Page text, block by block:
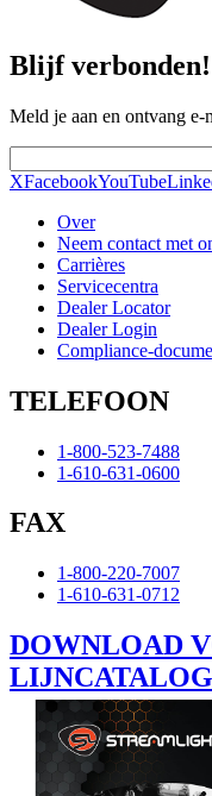
Blijf verbonden!
Meld je aan en ontvang e-
XFacebookYouTube
Over
Neem contact met
Carrières
Servicecentra
Dealer Locator
Dealer Login
Compliance-
TELEFOON
1-800-523-7488
1-610-631-0600
FAX
1-800-220-7007
1-610-631-0712
DOWNLOAD